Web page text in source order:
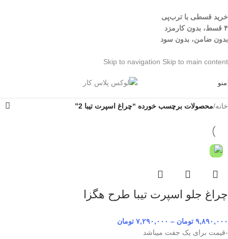
خرید قسطی با ترب‌پی
۴ قسط، بدون کارمزد
بدون ضامن، بدون سود
Skip to navigation Skip to main content
منو
خانه/محصولات برچسب خورده “چراغ اسپرت تیبا 2”
چراغ جلو اسپرت تیبا طرح هگزا
۹,۸۹۰,۰۰۰ تومان – ۷,۲۹۰,۰۰۰ تومان
-قیمت برای یک جفت میباشد